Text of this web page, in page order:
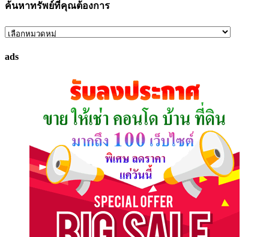
ค้นหาทรัพย์ที่คุณต้องการ
ค้นหา
ที่
ads